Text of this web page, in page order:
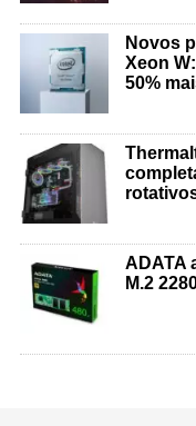
Novos
Xeon
50%
ADATA
M.2